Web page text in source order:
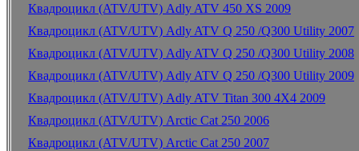
Квадроцикл (ATV/UTV) Adly ATV 450 XS 2009
Квадроцикл (ATV/UTV) Adly ATV Q 250 /Q300 Utility 2007
Квадроцикл (ATV/UTV) Adly ATV Q 250 /Q300 Utility 2008
Квадроцикл (ATV/UTV) Adly ATV Q 250 /Q300 Utility 2009
Квадроцикл (ATV/UTV) Adly ATV Titan 300 4X4 2009
Квадроцикл (ATV/UTV) Arctic Cat 250 2006
Квадроцикл (ATV/UTV) Arctic Cat 250 2007